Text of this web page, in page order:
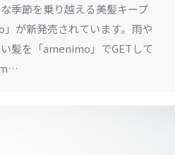
季節を乗り越える美髪キープ
が新発売されています。雨や
髪を「amenimo」でGETして